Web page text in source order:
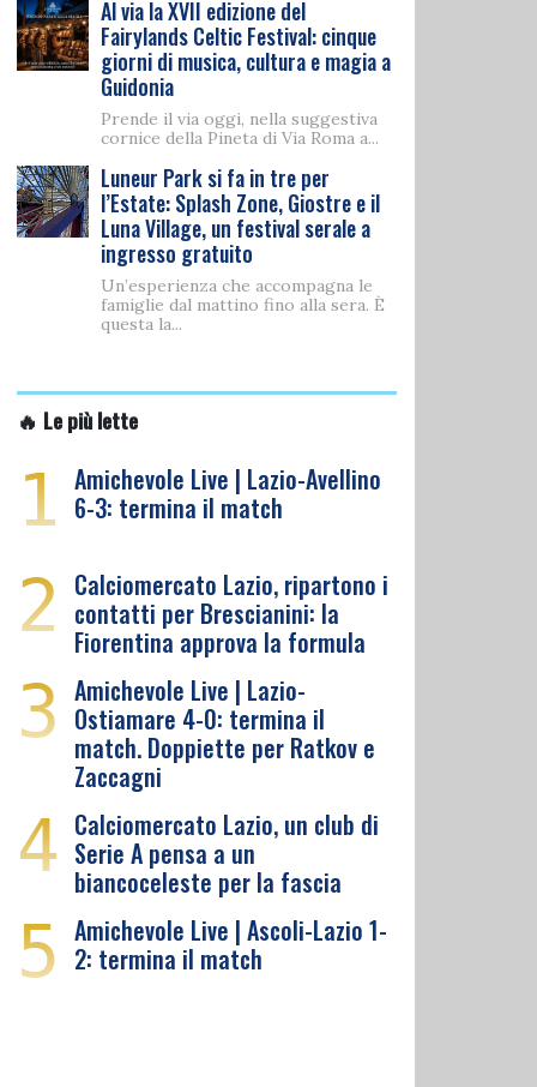
Al via la XVII edizione del
Fairylands Celtic Festival: cinque
giorni di musica, cultura e magia a
Guidonia
Prende il via oggi, nella suggestiva
cornice della Pineta di Via Roma a...
Luneur Park si fa in tre per
l’Estate: Splash Zone, Giostre e il
Luna Village, un festival serale a
ingresso gratuito
Un’esperienza che accompagna le
famiglie dal mattino fino alla sera. È
questa la...
🔥 Le più lette
1 Amichevole Live | Lazio-Avellino
6-3: termina il match
2 Calciomercato Lazio, ripartono i
contatti per Brescianini: la
Fiorentina approva la formula
3 Amichevole Live | Lazio-
Ostiamare 4-0: termina il
match. Doppiette per Ratkov e
Zaccagni
4 Calciomercato Lazio, un club di
Serie A pensa a un
biancoceleste per la fascia
5 Amichevole Live | Ascoli-Lazio 1-
2: termina il match